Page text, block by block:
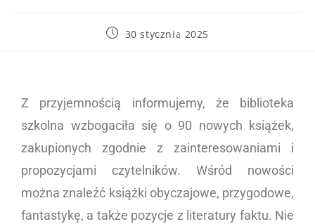
30 stycznia 2025
Z przyjemnością informujemy, że biblioteka
szkolna wzbogaciła się o 90 nowych książek,
zakupionych zgodnie z zainteresowaniami i
propozycjami czytelników. Wśród nowości
można znaleźć książki obyczajowe, przygodowe,
fantastykę, a także pozycje z literatury faktu. Nie